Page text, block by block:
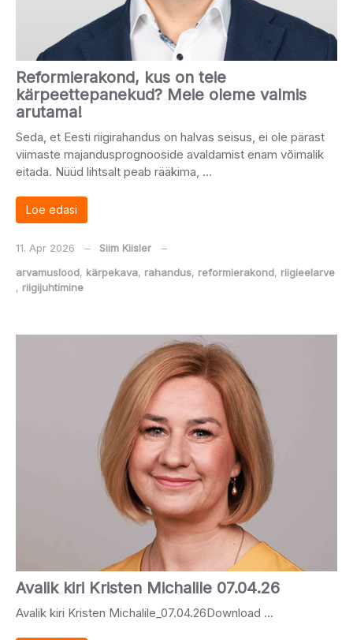
Reformierakond, kus on teie
kärpeettepanekud? Meie oleme valmis
arutama!
Seda, et Eesti riigirahandus on halvas seisus, ei ole pärast
viimaste majandusprognooside avaldamist enam võimalik
eitada. Nüüd lihtsalt peab rääkima, …
Loe edasi
11. Apr 2026 ‒ Siim Kiisler
‒
arvamuslood, kärpekava, rahandus, reformierakond, riigieelarve
, riigijuhtimine
Avalik kiri Kristen Michalile 07.04.26
Avalik kiri Kristen Michalile_07.04.26Download …